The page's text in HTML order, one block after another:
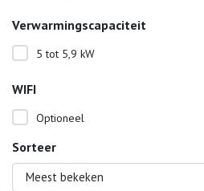
Verwarmingscapaciteit
5 tot 5,9 kW
WIFI
Optioneel
Sorteer